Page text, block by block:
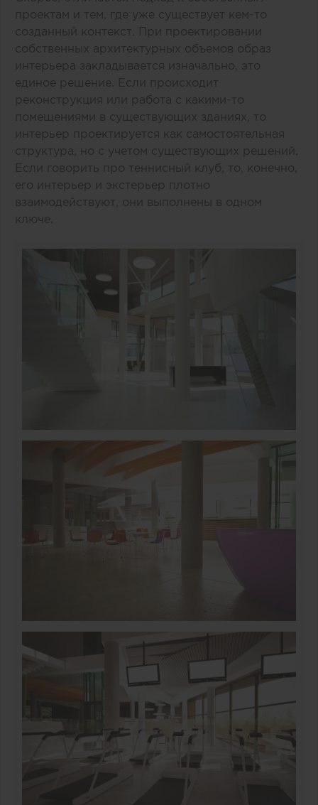
проектам и тем, где уже существует кем-то
созданный контекст. При проектировании
собственных архитектурных объемов образ
интерьера закладывается изначально, это
единое решение. Если происходит
реконструкция или работа с какими-то
помещениями в существующих зданиях, то
интерьер проектируется как самостоятельная
структура, но с учетом существующих решений.
Если говорить про теннисный клуб, то, конечно,
его интерьер и экстерьер плотно
взаимодействуют, они выполнены в одном
ключе.